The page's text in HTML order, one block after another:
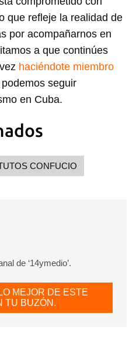
primero has de
de 14ymedio.
CANCELAR
que refleje la realidad de
por acompañarnos en
a que continúes
haciéndote miembro
seguir
en Cuba.
CONFUCIO
de ‘14ymedio’.
MEJOR DE ESTE
TU BUZÓN.